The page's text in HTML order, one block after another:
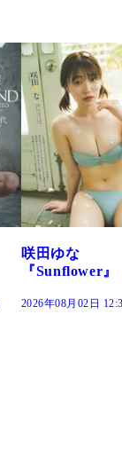
藤水咲桜『花
だまり』
2026年08月02日